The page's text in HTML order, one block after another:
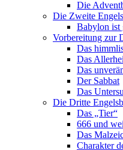
Die
Die Zweite
Babylon ist
Vorbereitung zur
Das
Das
Das
Der Sabbat
Das
Die Dritte
Das „Tier“
666 und
Das
Charakter